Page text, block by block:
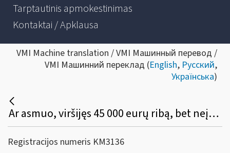
Tarptautinis apmokestinimas
Kontaktai / Apklausa
VMI Machine translation / VMI Машинный перевод /
VMI Машинний переклад (English, Русский,
Українська)
Ar asmuo, viršijęs 45 000 eurų ribą, bet neįsiregistravęs PVM mokėtoju, gali (privalo) apskaitos dokumente išskirti PVM, o pirkėjas turi teisę tokį PVM atskaityti įprasta tvarka?
Registracijos numeris KM3136